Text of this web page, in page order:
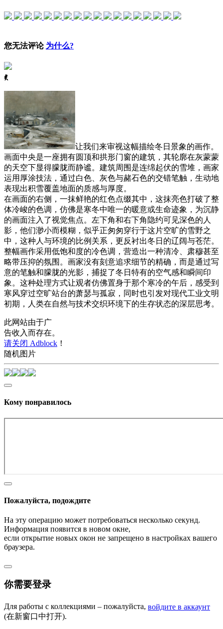
您无法评论 为什么?
ꈅ
让我们来审视这幅描绘冬日景象的画作。
画面中央是一座拥有圆顶和拱形门窗的建筑，其轮廓在灰蒙蒙
的天空下显得朦胧而静谧。建筑周围是连绵起伏的雪堆，画家
运用厚涂技法，通过白色、灰色与赭石色的交错笔触，生动地
表现出积雪覆盖地面的质感与厚度。
在画面的右侧，一抹鲜艳的红色点缀其中，这抹亮色打破了整
体冷峻的色调，仿佛是寒冬中唯一的暖意或生命迹象，为沉静
的画面注入了视觉焦点。左下角和右下角隐约可见深色的人
影，他们渺小而模糊，似乎正匆匆穿行于这片空旷的雪野之
中，这种人与环境的比例关系，更反衬出冬日的辽阔与苍茫。
整幅画作采用低饱和度的冷色调，营造出一种清冷、肃穆甚至
略带压抑的氛围。画家没有刻意追求细节的精确，而是通过写
意的笔触和朦胧的光影，捕捉了冬日特有的空气感和瞬间印
象。这种处理方式让观者仿佛置身于那个寒冷的午后，感受到
寒风穿过空旷站台的萧瑟与孤寂，同时也引发对现代工业文明
初期，人类在自然与技术交织环境下的生存状态的深层思考。
此网站由于广
告收入而存在。
请关闭 Adblock ！
随机图片
Кому понравилось
Пожалуйста, подождите
На эту операцию может потребоваться несколько секунд.
Информация появится в новом окне,
если открытие новых окон не запрещено в настройках вашего
браузера.
你需要登录
Для работы с коллекциями – пожалуйста, войдите в аккаунт
(在新窗口中打开).